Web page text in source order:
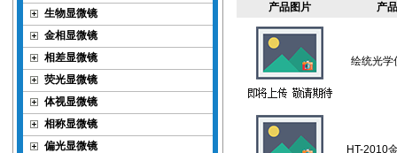
生物显微镜
金相显微镜
相差显微镜
荧光显微镜
体视显微镜
相称显微镜
偏光显微镜
产品图片 产
绘统光学
HT-2010